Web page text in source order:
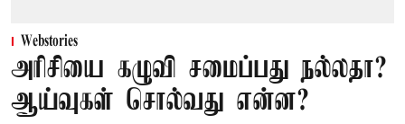
Webstories
அரிசியை கழுவி சமைப்பது நல்லதா?
ஆய்வுகள் சொல்வது என்ன?